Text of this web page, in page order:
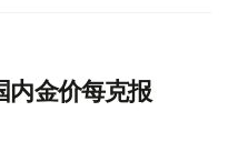
内金价每克报